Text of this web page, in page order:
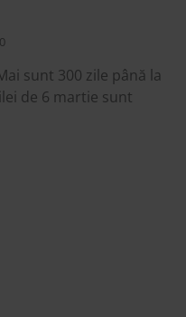
0
sunt 300 zile până la
de 6 martie sunt